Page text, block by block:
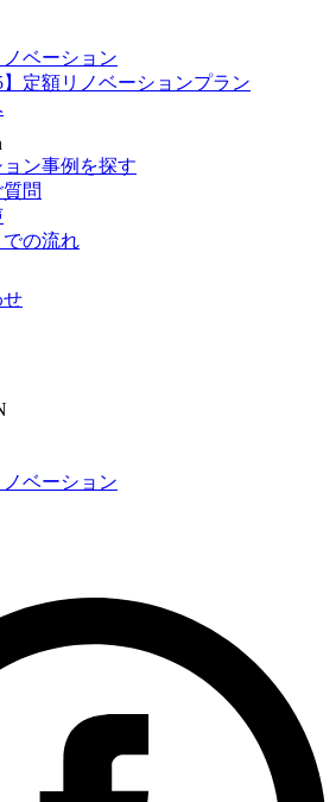
ベーション
】定額リノベーションプラン
ン事例を探す
問
の流れ
せ
ベーション